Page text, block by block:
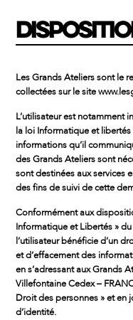
Les Grands Ateliers sont le
collectées sur le site
L’utilisateur est notamment
la loi Informatique et
informations qu’il
des Grands Ateliers sont
sont destinées aux services
des fins de suivi de cette
Conformément aux
Informatique et Libertés »
l’utilisateur bénéficie d’un
et d’effacement des
en s’adressant aux Grands
Villefontaine Cedex –
Droit des personnes » et en
d’identité.